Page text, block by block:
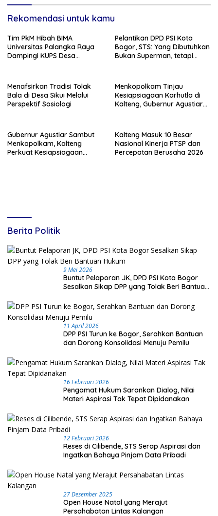
Rekomendasi untuk kamu
Tim PkM Hibah BIMA
Universitas Palangka Raya
Dampingi KUPS Desa
Pelantikan DPD PSI Kota
Bogor, STS: Yang Dibutuhkan
Bukan Superman, tetapi
Menafsirkan Tradisi Tolak
Bala di Desa Sikui Melalui
Perspektif Sosiologi
Menkopolkam Tinjau
Kesiapsiagaan Karhutla di
Kalteng, Gubernur Agustiar
Gubernur Agustiar Sambut
Menkopolkam, Kalteng
Perkuat Kesiapsiagaan
Kalteng Masuk 10 Besar
Nasional Kinerja PTSP dan
Percepatan Berusaha 2026
Berita Politik
9 Mei 2026
Buntut Pelaporan JK, DPD PSI Kota Bogor
Sesalkan Sikap DPP yang Tolak Beri Bantuan
11 April 2026
DPP PSI Turun ke Bogor, Serahkan Bantuan
dan Dorong Konsolidasi Menuju Pemilu
16 Februari 2026
Pengamat Hukum Sarankan Dialog, Nilai
Materi Aspirasi Tak Tepat Dipidanakan
12 Februari 2026
Reses di Cilibende, STS Serap Aspirasi dan
Ingatkan Bahaya Pinjam Data Pribadi
27 Desember 2025
Open House Natal yang Merajut
Persahabatan Lintas Kalangan